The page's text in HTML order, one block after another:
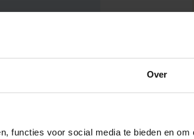
Over
functies voor social media te bieden en om